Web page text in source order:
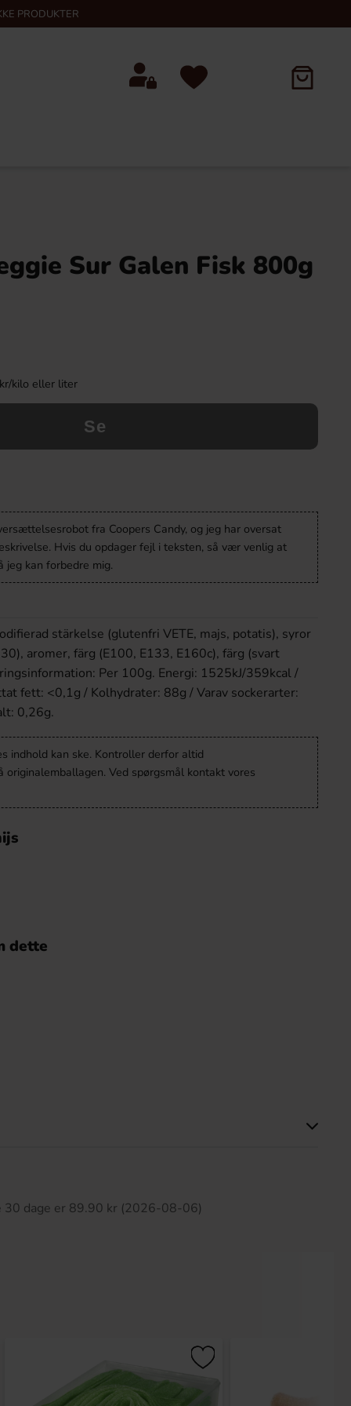
PRODUKTER
Sur Galen Fisk 800g
kilo eller liter
Se
fra Coopers Candy, og jeg har oversat
Hvis du opdager fejl i teksten, så vær venlig at
jeg kan forbedre mig.
stärkelse (glutenfri VETE, majs, potatis), syror
aromer, färg (E100, E133, E160c), färg (svart
Per 100g. Energi: 1525kJ/359kcal /
fett: <0,1g / Kolhydrater: 88g / Varav sockerarter:
0,26g.
indhold kan ske. Kontroller derfor altid
originalemballagen. Ved spørgsmål kontakt vores
dette
30 dage er 89.90 kr (2026-08-06)